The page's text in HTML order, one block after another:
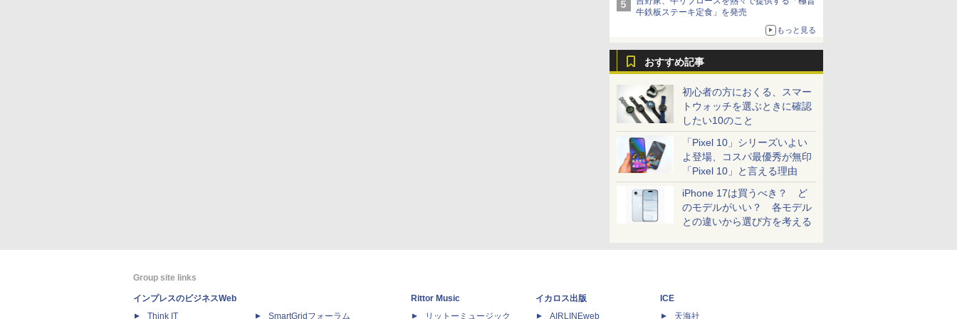
牛鉄板ステーキ定食」を発売
もっと見る
おすすめ記事
初心者の方におくる、スマー
トウォッチを選ぶときに確認
したい10のこと
「Pixel 10」シリーズいよい
よ登場、コスパ最優秀が無印
「Pixel 10」と言える理由
iPhone 17は買うべき？ ど
のモデルがいい？ 各モデル
との違いから選び方を考える
Group site links
インプレスのビジネスWeb
Think IT
SmartGridフォーラム
Rittor Music
リットーミュージック
イカロス出版
AIRLINEweb
ICE
天海社